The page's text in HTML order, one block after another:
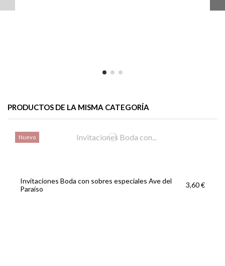
PRODUCTOS DE LA MISMA CATEGORÍA
Nuevo
Invitaciones Boda con sobres especiales Ave del
Paraíso
3,60 €